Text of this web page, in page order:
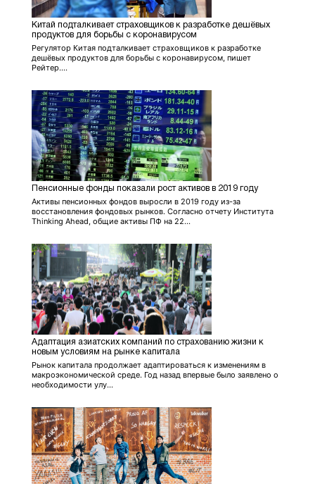
Китай подталкивает страховщиков к разработке дешёвых
продуктов для борьбы с коронавирусом
Регулятор Китая подталкивает страховщиков к разработке
дешёвых продуктов для борьбы с коронавирусом, пишет
Рейтер....
Пенсионные фонды показали рост активов в 2019 году
Активы пенсионных фондов выросли в 2019 году из-за
восстановления фондовых рынков. Согласно отчету Института
Thinking Ahead, общие активы ПФ на 22...
Адаптация азиатских компаний по страхованию жизни к
новым условиям на рынке капитала
Рынок капитала продолжает адаптироваться к изменениям в
макроэкономической среде. Год назад впервые было заявлено о
необходимости улу...